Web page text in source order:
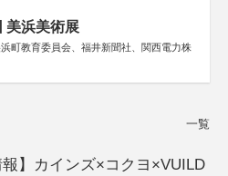
美浜美術展
町教育委員会、福井新聞社、関西電力株
一覧
報】カインズ×コクヨ×VUILD